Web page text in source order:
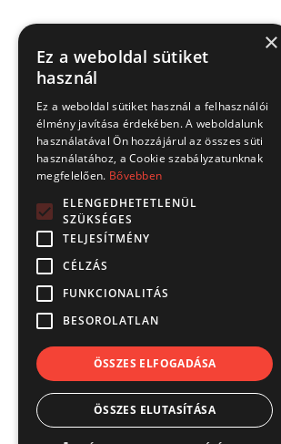
×
Ez a weboldal sütiket
használ
Ez a weboldal sütiket használ a felhasználói
élmény javítása érdekében. A weboldalunk
használatával Ön hozzájárul az összes süti
használatához, a Cookie szabályzatunknak
megfelelően. Bővebben
ELENGEDHETETLENÜL
SZÜKSÉGES
TELJESÍTMÉNY
CÉLZÁS
FUNKCIONALITÁS
BESOROLATLAN
ÖSSZES ELFOGADÁSA
ÖSSZES ELUTASÍTÁSA